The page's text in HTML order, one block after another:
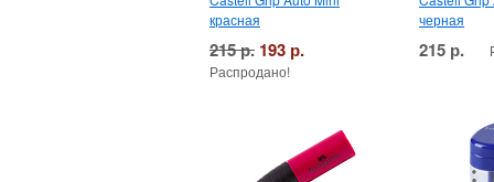
красная
215 р. 193 р.
Распродано!
черная
215 р.